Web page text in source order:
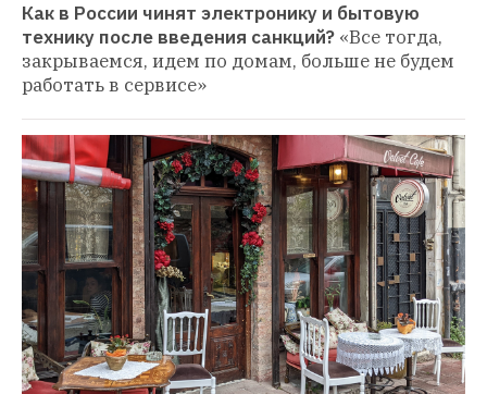
Как в России чинят электронику и бытовую
технику после введения санкций? «Все тогда,
закрываемся, идем по домам, больше не будем
работать в сервисе»